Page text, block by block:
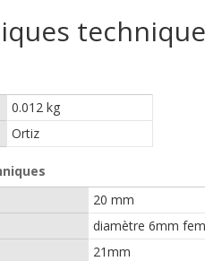
0.012 kg
Ortiz
20 mm
diamètre 6mm
21mm